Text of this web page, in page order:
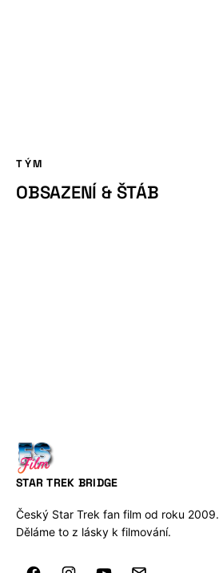
TÝM
OBSAZENÍ & ŠTÁB
STAR TREK BRIDGE
Český Star Trek fan film od roku 2009.
Děláme to z lásky k filmování.